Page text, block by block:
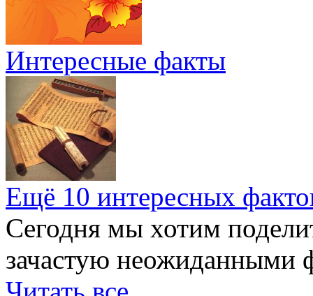
Интересные факты
Ещё 10 интересных
Сегодня мы хотим
зачастую неожиданными